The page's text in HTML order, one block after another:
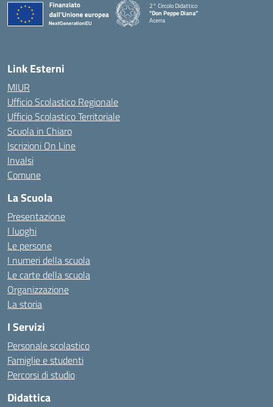
2° Circolo Didattico
"Don Peppe Diana"
Acerra
Link Esterni
MIUR
Ufficio Scolastico Regionale
Ufficio Scolastico Territoriale
Scuola in Chiaro
Iscrizioni On Line
Invalsi
Comune
La Scuola
Presentazione
I luoghi
Le persone
I numeri della scuola
Le carte della scuola
Organizzazione
La storia
I Servizi
Personale scolastico
Famiglie e studenti
Percorsi di studio
Didattica